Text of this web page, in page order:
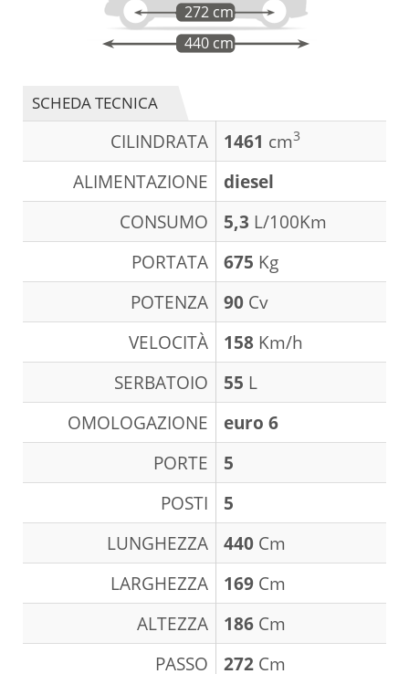
440 cm
272 cm
SCHEDA TECNICA
CILINDRATA 1461 cm3
ALIMENTAZIONE
diesel
CONSUMO
5,3 L/100Km
PORTATA
675 Kg
POTENZA
90 Cv
VELOCITÀ
158 Km/h
SERBATOIO
55 L
OMOLOGAZIONE
euro 6
PORTE
5
POSTI
5
LUNGHEZZA
440 Cm
LARGHEZZA
169 Cm
ALTEZZA
186 Cm
PASSO
272 Cm